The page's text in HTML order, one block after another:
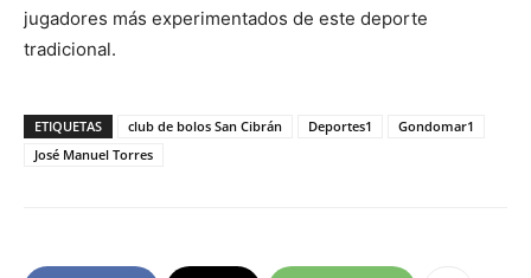
jugadores más experimentados de este deporte
tradicional.
ETIQUETAS club de bolos San Cibrán Deportes1
Gondomar1
José Manuel Torres